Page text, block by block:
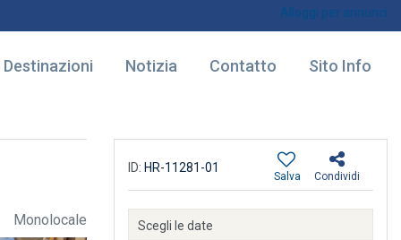
Alloggi per annunci
Destinazioni Notizia Contatto Sito Info
Monolocale
ID: HR-11281-01
Condividi
Salva
Scegli le date